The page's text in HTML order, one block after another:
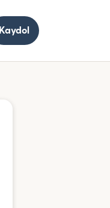
Kaydol